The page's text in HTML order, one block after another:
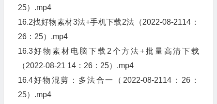
25）.mp4
16.2找好物素材3法+手机下载2法（2022-08-2114：
26：25）.mp4
16.3好物素材电脑下载2个方法+批量高清下载
（2022-08-21 14：26：25）.mp4
16.4好物混剪：多法合一（2022-08-2114：26：
25）.mp4